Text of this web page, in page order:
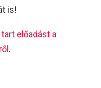
is!
tart előadást a
.